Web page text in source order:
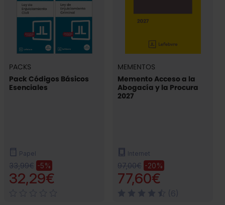
PACKS
Pack Códigos Básicos
Esenciales
Papel
33,99€ -5%
32,29€
MEMENTOS
Memento Acceso a la
Abogacía y la Procura
2027
Internet
97,00€ -20%
77,60€